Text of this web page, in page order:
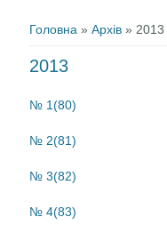
Головна »Архів » 2013
2013
№ 1(80)
№ 2(81)
№ 3(82)
№ 4(83)